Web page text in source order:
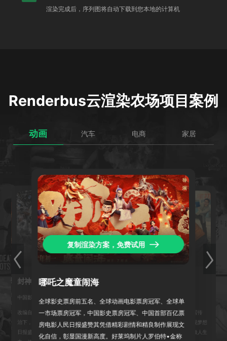
渲染完成后，序列图将自动下载到您本地的计算机
Renderbus云渲染农场项目案例
动画 汽车 电商 家居
流浪地球2
根据刘慈欣同名小说改编，是《流浪地球》的前传，以
提出计划将建造1万座行星发动机的时代为背景，讲述
了“太阳危机”即将来袭，人类文明的延续将面临巨大挑
战。人类决定开启流浪地球计划，带着地球离开太阳
系，寻找新家园的故事。
封神第一部
中国影史票房TOP28
改编自《封神演义》，讲述商王殷寿与狐妖妲己暴虐统
治下，姬发等人反抗暴政，引发三界战争的故事。人民
日报盛赞它以精良制作和精彩剧情，展现中国神话魅
哪吒之魔童闹海
全球影史票房前五名、全球动画电影票房冠军、全球单
一市场票房冠军，中国影史票房冠军、中国首部百亿票
房电影人民日报盛赞其凭借精彩剧情和精良制作展现文
化自信，彰显国漫新高度。好莱坞制片人罗伯特•金称
复制渲染方案，免费试用
飞驰人生2
中国影史票房TOP18
影片讲述巴音布鲁克夺冠后，张弛与孙宇强为续写传
奇，开启新征程。人民日报盛赞它以喜剧视角展现梦想
力量，让观众在欢笑中感受热血与希望，传递积极人生